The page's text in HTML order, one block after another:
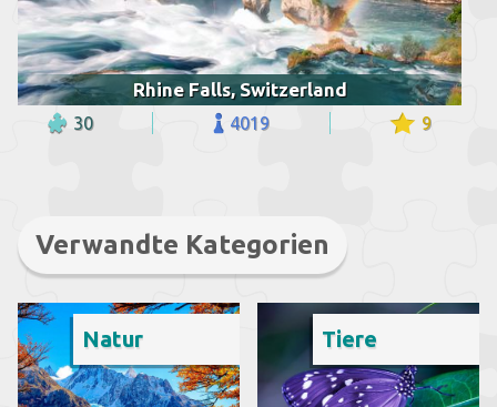
Rhine Falls, Switzerland
30 4019 9
Verwandte Kategorien
Natur Tiere